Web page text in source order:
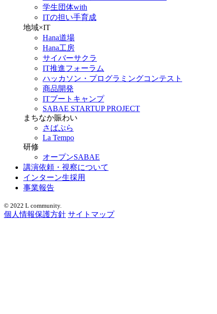
学生団体with
ITの担い手育成
地域×IT
Hana道場
Hana工房
サイバーサクラ
IT推進フォーラム
ハッカソン・プログラミングコンテスト
商品開発
ITブートキャンプ
SABAE STARTUP PROJECT
まちなか賑わい
さばぷら
La Tempo
研修
オープンSABAE
講演依頼・視察について
インターン生採用
事業報告
© 2022 L community.
個人情報保護方針 サイトマップ